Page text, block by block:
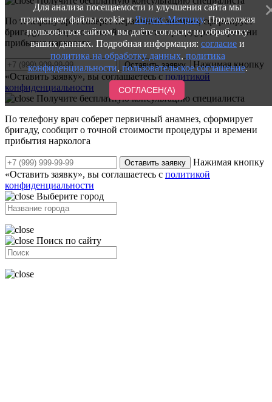
Для анализа посещаемости и улучшения сайта мы
применяем файлы cookie иЯндекс.Метрику. Продолжая
пользоваться сайтом, вы даёте согласие на обработку
ваших данных. Подробная информация: согласие и
политика на обработку данных, политика
конфиденциальности, пользовательское соглашение.
СОГЛАСЕН(А)
По телефону врач соберет первичный анамнез, сформирует
бригаду, сообщит о точной стоимости процедуры и времени
прибытия нарколога
Оставить заявку
Нажимая кнопку
«Оставить заявку», вы соглашаетесь с политикой
конфиденциальности
Получите бесплатную консультацию специалиста
По телефону врач соберет первичный анамнез, сформирует
бригаду, сообщит о точной стоимости процедуры и времени
прибытия нарколога
Оставить заявку
Нажимая кнопку
«Оставить заявку», вы соглашаетесь с политикой
конфиденциальности
Выберите город
Поиск по сайту